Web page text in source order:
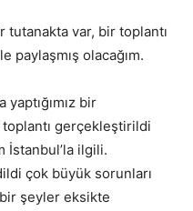
var, bir toplantı
paylaşmış olacağım.
yaptığımız bir
gerçekleştirildi
İstanbul’la ilgili.
çok büyük sorunları
şeyler eksikte